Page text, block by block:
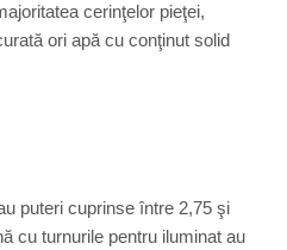
cerinţelor pieţei,
ori apă cu conţinut solid
puteri cuprinse între 2,75 şi
cu turnurile pentru iluminat au